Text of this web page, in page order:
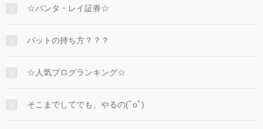
☆バンタ・レイ証券☆
バットの持ち方？？？
☆人気ブログランキング☆
そこまでしてでも、やるの(ﾟoﾟ)